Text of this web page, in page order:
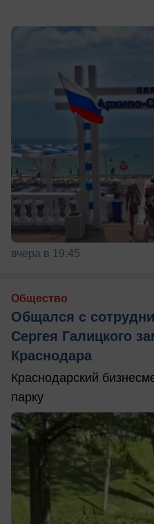
вчера в 19:45
Общество
Общался с
Сергея Галицкого
Краснодара
Краснодарский
парку